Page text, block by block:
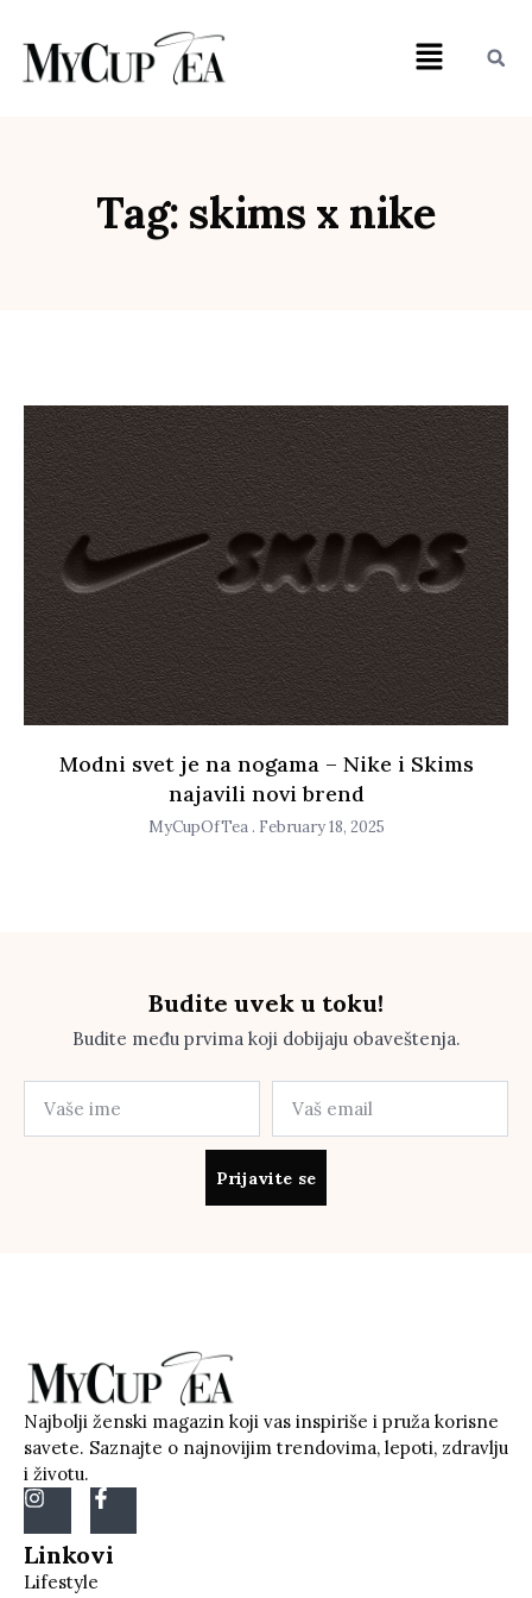
Tag: skims x nike
Modni svet je na nogama – Nike i Skims
najavili novi brend
MyCupOfTea February 18, 2025
Budite uvek u toku!
Budite među prvima koji dobijaju obaveštenja.
Prijavite se
Najbolji ženski magazin koji vas inspiriše i pruža korisne
savete. Saznajte o najnovijim trendovima, lepoti, zdravlju
i životu.
Linkovi
Lifestyle